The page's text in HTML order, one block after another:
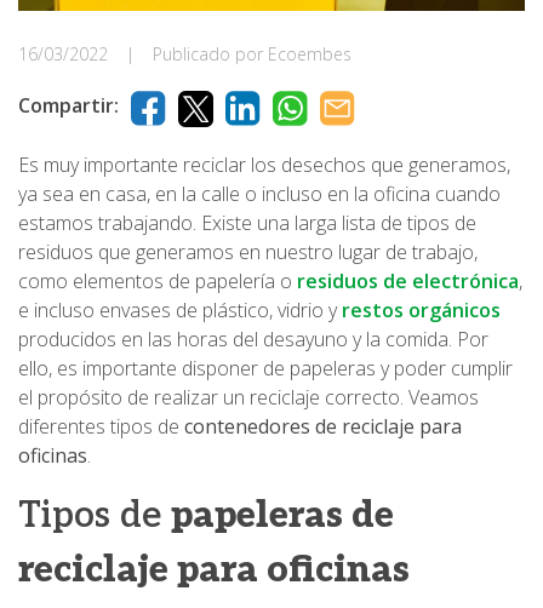
16/03/2022 | Publicado por Ecoembes
Compartir:
Es muy importante reciclar los desechos que generamos,
ya sea en casa, en la calle o incluso en la oficina cuando
estamos trabajando. Existe una larga lista de tipos de
residuos que generamos en nuestro lugar de trabajo,
como elementos de papelería o residuos de electrónica,
e incluso envases de plástico, vidrio yrestos orgánicos
producidos en las horas del desayuno y la comida. Por
ello, es importante disponer de papeleras y poder cumplir
el propósito de realizar un reciclaje correcto. Veamos
diferentes tipos de contenedores de reciclaje para
oficinas.
Tipos de papeleras de
reciclaje para oficinas